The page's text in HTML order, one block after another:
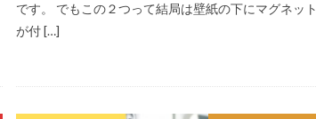
です。 でもこの２つって結局は壁紙の下にマグネット
が付 […]